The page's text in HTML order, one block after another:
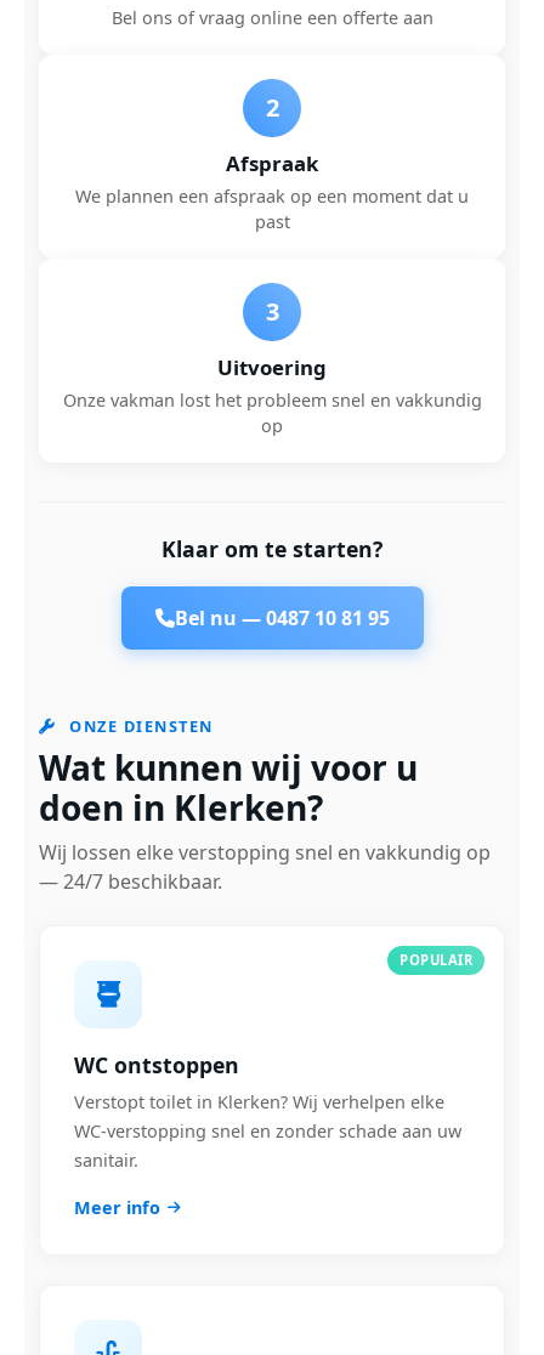
Bel ons of vraag online een offerte aan
2
Afspraak
We plannen een afspraak op een moment dat u
past
3
Uitvoering
Onze vakman lost het probleem snel en vakkundig
op
Klaar om te starten?
Bel nu —0487 10 81 95
ONZE DIENSTEN
Wat kunnen wij voor u
doen in Klerken?
Wij lossen elke verstopping snel en vakkundig op
— 24/7 beschikbaar.
POPULAIR
WC ontstoppen
Verstopt toilet in Klerken? Wij verhelpen elke
WC-verstopping snel en zonder schade aan uw
sanitair.
Meer info